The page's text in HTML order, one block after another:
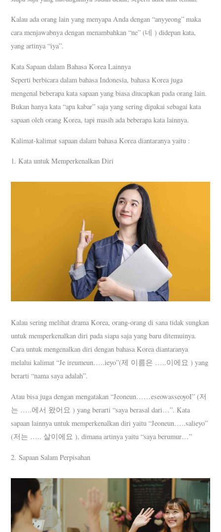
Kalau ada orang lain yang menyapa Anda dengan “anyyeong” maka
cara menjawabnya dengan menambahkan “ne” (네 ) didepan kata,
yang artinya “iya”.
Kata Sapaan dalam Bahasa Korea Lainnya
Seperti berbicara dalam bahasa Indonesia, bahasa Korea juga
mengenal beberapa kata sapaan yang biasa diucapkan pada orang lain.
Bukan hanya kata “apa kabar” saja yang sering dipakai sebagai kata
sapaan oleh orang Korea, tapi masih ada beberapa kata lainnya.
Kalimat-kalimat sapaan dalam bahasa Korea diantaranya yaitu :
1. Kata untuk Memperkenalkan Diri
Kalau sering melihat drama Korea, orang-orang di sana tidak sungkan
untuk memperkenalkan diri pada siapa saja yang baru ditemuinya.
Cara untuk mengenalkan diri dengan bahasa Korea diantaranya
melalui kalimat “Je ireumeun…..ieyo”(제 이름은 …..이에요 ) yang
berarti “nama saya adalah”.
Atau bisa juga dengan mengatakan “Jeoneun……eseowasseoyoI” (저
는 …..에서 왔어요 ) yang berarti “saya berasal dari…”. Kata
sapaan lainnya untuk memperkenalkan diri yaitu “Jeoneun…..salieyo”
(저는 ….. 살이에요 ), dimana artinya yaitu “saya berumur…”
2. Sapaan Salam Perpisahan